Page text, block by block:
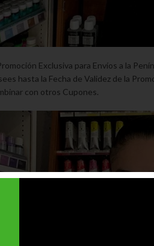
Exclusiva para Envíos a la
hasta la Fecha de Validez de la
con otros Cupones.